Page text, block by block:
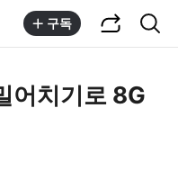
구독
어치기로 8G